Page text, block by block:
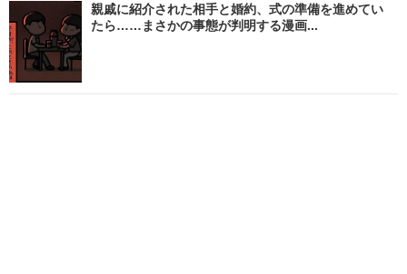
親戚に紹介された相手と婚約、式の準備を進めてい
たら……まさかの事態が判明する漫画...